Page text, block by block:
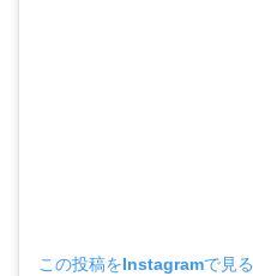
この投稿をInstagramで見る